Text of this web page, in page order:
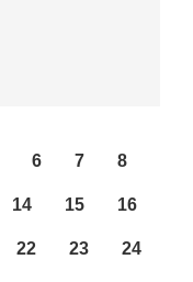
6 7 8
14 15 16
22 23 24